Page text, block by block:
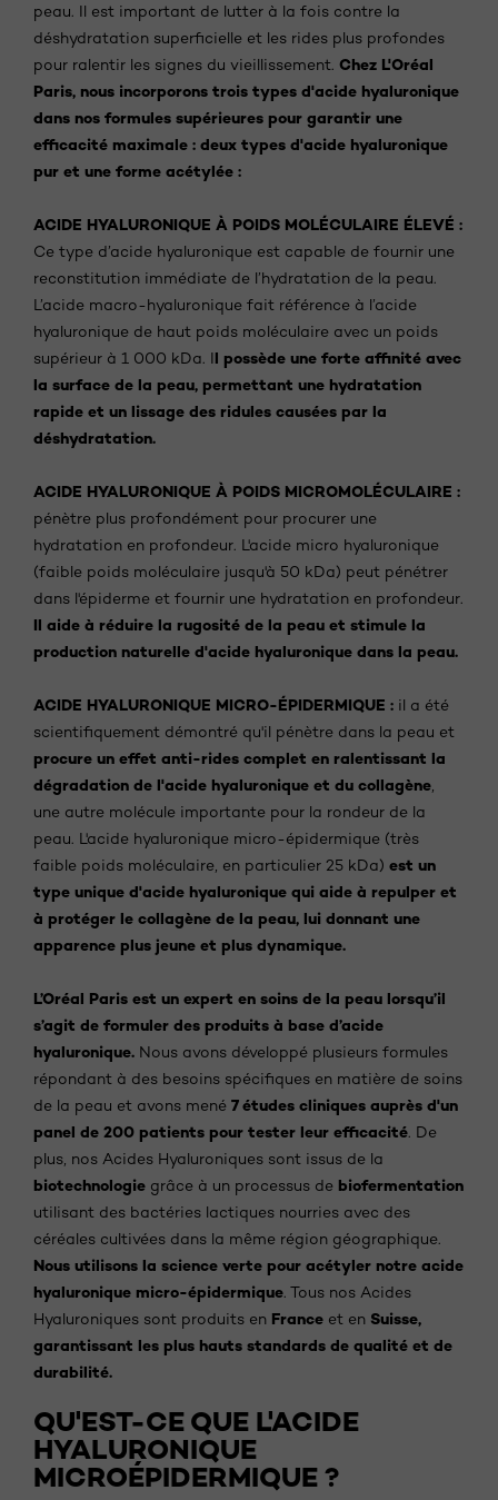
peau. Il est important de lutter à la fois contre la
déshydratation superficielle et les rides plus profondes
pour ralentir les signes du vieillissement. Chez L'Oréal
Paris, nous incorporons trois types d'acide hyaluronique
dans nos formules supérieures pour garantir une
efficacité maximale : deux types d'acide hyaluronique
pur et une forme acétylée :
ACIDE HYALURONIQUE À POIDS MOLÉCULAIRE ÉLEVÉ :
Ce type d’acide hyaluronique est capable de fournir une
reconstitution immédiate de l’hydratation de la peau.
L’acide macro-hyaluronique fait référence à l’acide
hyaluronique de haut poids moléculaire avec un poids
supérieur à 1 000 kDa. Il possède une forte affinité avec
la surface de la peau, permettant une hydratation
rapide et un lissage des ridules causées par la
déshydratation.
ACIDE HYALURONIQUE À POIDS MICROMOLÉCULAIRE :
pénètre plus profondément pour procurer une
hydratation en profondeur. L'acide micro hyaluronique
(faible poids moléculaire jusqu'à 50 kDa) peut pénétrer
dans l'épiderme et fournir une hydratation en profondeur.
Il aide à réduire la rugosité de la peau et stimule la
production naturelle d'acide hyaluronique dans la peau.
ACIDE HYALURONIQUE MICRO-ÉPIDERMIQUE : il a été
scientifiquement démontré qu'il pénètre dans la peau et
procure un effet anti-rides complet en ralentissant la
dégradation de l'acide hyaluronique et du collagène
une autre molécule importante pour la rondeur de la
peau. L'acide hyaluronique micro-épidermique (très
faible poids moléculaire, en particulier 25 kDa) est un
type unique d'acide hyaluronique qui aide à repulper et
à protéger le collagène de la peau, lui donnant une
apparence plus jeune et plus dynamique.
L’Oréal Paris est un expert en soins de la peau lorsqu’il
s’agit de formuler des produits à base d’acide
hyaluronique. Nous avons développé plusieurs formules
répondant à des besoins spécifiques en matière de soins
de la peau et avons mené 7 études cliniques auprès d'un
panel de 200 patients pour tester leur efficacité . De
plus, nos Acides Hyaluroniques sont issus de la
biotechnologie grâce à un processus de biofermentation
utilisant des bactéries lactiques nourries avec des
céréales cultivées dans la même région géographique.
Nous utilisons la science verte pour acétyler notre acide
hyaluronique micro-épidermique . Tous nos Acides
Hyaluroniques sont produits en France et en Suisse,
garantissant les plus hauts standards de qualité et de
durabilité.
QU'EST-CE QUE L'ACIDE
HYALURONIQUE
MICROÉPIDERMIQUE ?